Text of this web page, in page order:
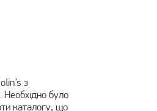
з
Необхідно було
каталогу, що